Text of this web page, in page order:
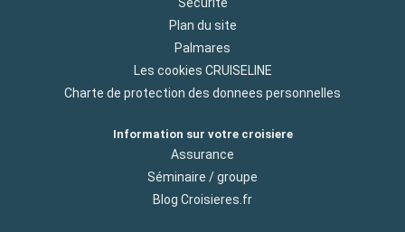
Plan du site
Palmares
Les cookies CRUISELINE
Charte de protection des donnees personnelles
Information sur votre croisiere
Assurance
Séminaire / groupe
Blog Croisieres.fr